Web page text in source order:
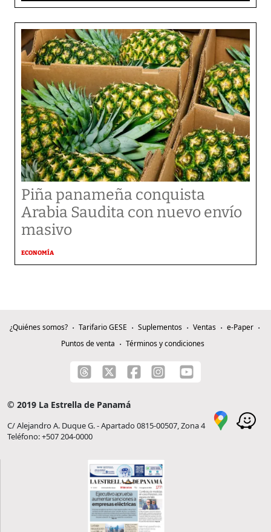
Piña panameña conquista
Arabia Saudita con nuevo envío
masivo
ECONOMÍA
¿Quiénes somos? Tarifario GESE Suplementos Ventas
e-Paper
Puntos de venta
Términos y condiciones
© 2019 La Estrella de Panamá
C/ Alejandro A. Duque G. - Apartado 0815-00507, Zona 4
Teléfono: +507 204-0000